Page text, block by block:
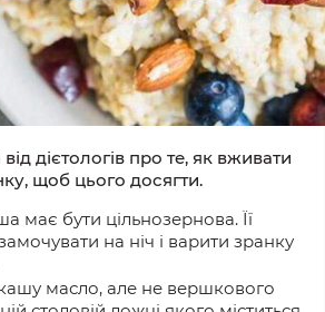
дієтологів про те, як вживати
щоб цього досягти.
має бути цільнозернова. Її
на ніч і варити зранку
масло, але не вершкового